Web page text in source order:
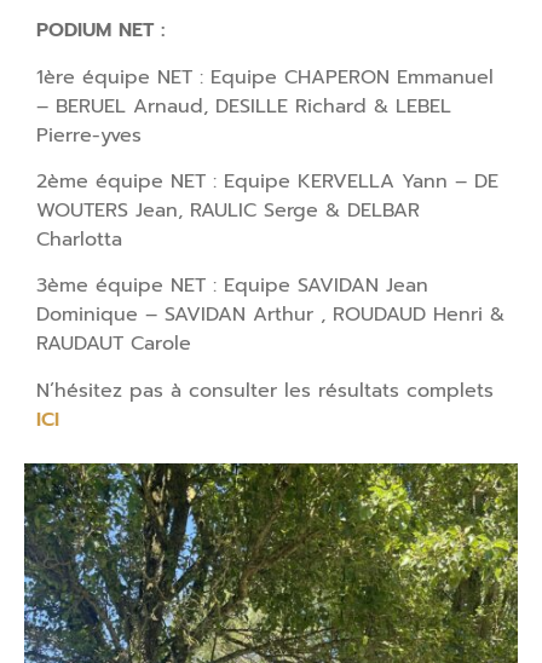
PODIUM NET :
1ère équipe NET : Equipe CHAPERON Emmanuel
– BERUEL Arnaud, DESILLE Richard & LEBEL
Pierre-yves
2ème équipe NET : Equipe KERVELLA Yann – DE
WOUTERS Jean, RAULIC Serge & DELBAR
Charlotta
3ème équipe NET : Equipe SAVIDAN Jean
Dominique – SAVIDAN Arthur , ROUDAUD Henri &
RAUDAUT Carole
N’hésitez pas à consulter les résultats complets
ICI